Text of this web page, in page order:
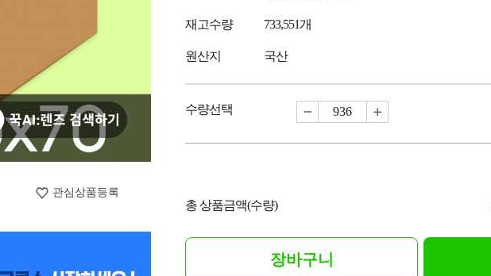
관심상품등록
재고수량 733,551개
원산지 국산
수량선택
총 상품금액(수량)
장바구니